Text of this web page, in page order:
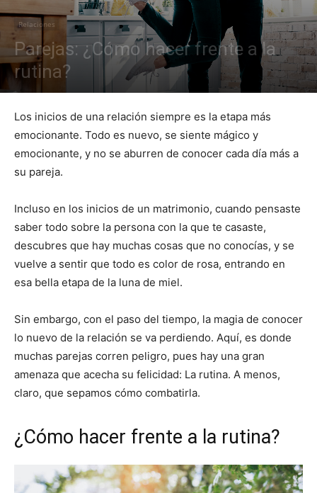
Relaciones
Parejas: ¿Cómo hacer frente a la
rutina?
Los inicios de una relación siempre es la etapa más
emocionante. Todo es nuevo, se siente mágico y
emocionante, y no se aburren de conocer cada día más a
su pareja.
Incluso en los inicios de un matrimonio, cuando pensaste
saber todo sobre la persona con la que te casaste,
descubres que hay muchas cosas que no conocías, y se
vuelve a sentir que todo es color de rosa, entrando en
esa bella etapa de la luna de miel.
Sin embargo, con el paso del tiempo, la magia de conocer
lo nuevo de la relación se va perdiendo. Aquí, es donde
muchas parejas corren peligro, pues hay una gran
amenaza que acecha su felicidad: La rutina. A menos,
claro, que sepamos cómo combatirla.
¿Cómo hacer frente a la rutina?